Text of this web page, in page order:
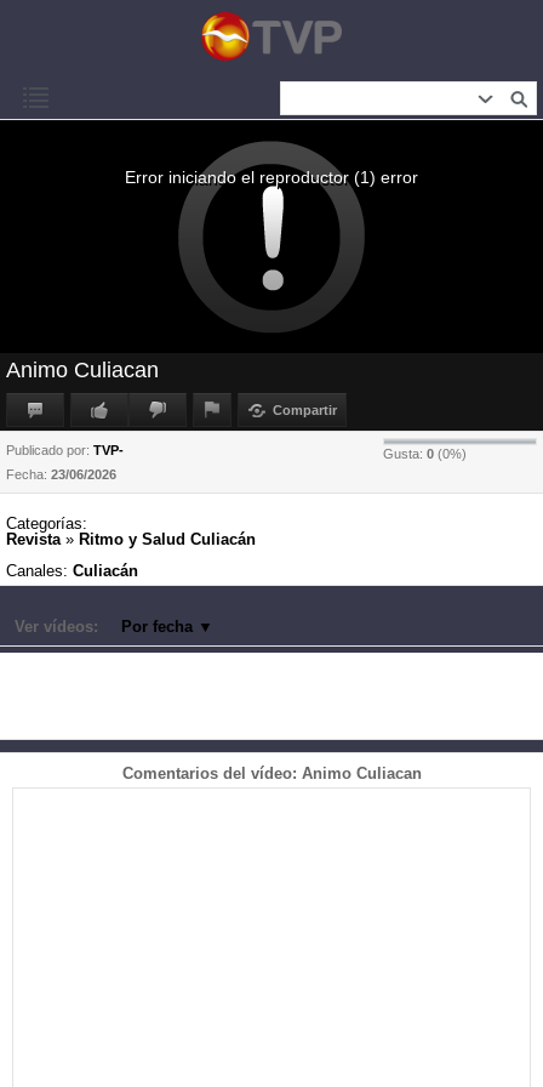
Error iniciando el reproductor (1) error
Animo Culiacan
Compartir
Gusta: 0 (0%)
Publicado por: TVP-
Fecha: 23/06/2026
Categorías:
Revista » Ritmo y Salud Culiacán
Canales: Culiacán
Ver vídeos: Por fecha ▼
Comentarios del vídeo: Animo Culiacan